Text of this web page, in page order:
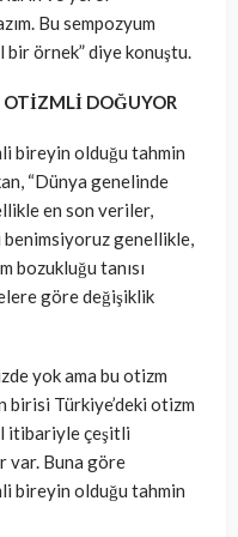
Bu sempozyum
bir örnek” diye konuştu.
DOĞUYOR
bireyin olduğu tahmin
“Dünya genelinde
en son veriler,
benimsiyoruz genellikle,
bozukluğu tanısı
göre değişiklik
yok ama bu otizm
birisi Türkiye’deki otizm
itibariyle çeşitli
var. Buna göre
bireyin olduğu tahmin